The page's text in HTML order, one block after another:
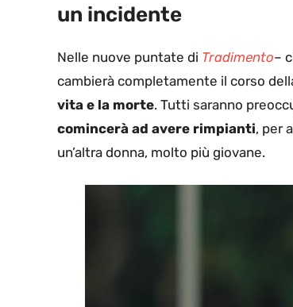
un incidente
Nelle nuove puntate di Tradimento–
cambierà completamente il corso
vita e la morte. Tutti saranno
comincerà ad avere rimpianti, per
un’altra donna, molto più giovane.